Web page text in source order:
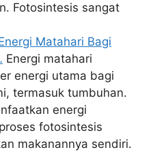
Fotosintesis sangat
Matahari Bagi
Energi matahari
energi utama bagi
termasuk tumbuhan.
energi
fotosintesis
makanannya sendiri.